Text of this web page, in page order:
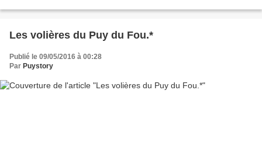
Les volières du Puy du Fou.*
Publié le 09/05/2016 à 00:28
Par Puystory